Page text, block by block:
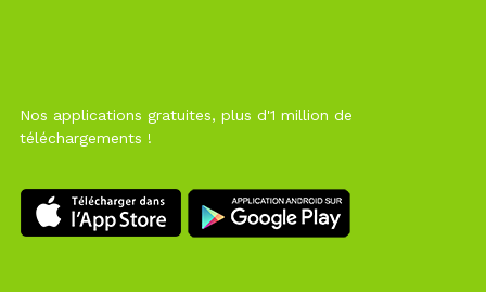
Nos applications gratuites, plus d'1 million de
téléchargements !